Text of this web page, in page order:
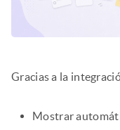
Gracias a la
Mostrar